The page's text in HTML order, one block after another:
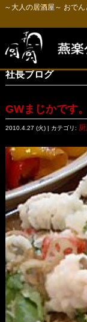
～大人の居酒屋～ おで
社長ブログ
GWまじかです。
2010.4.27 (火) | カテゴリ: